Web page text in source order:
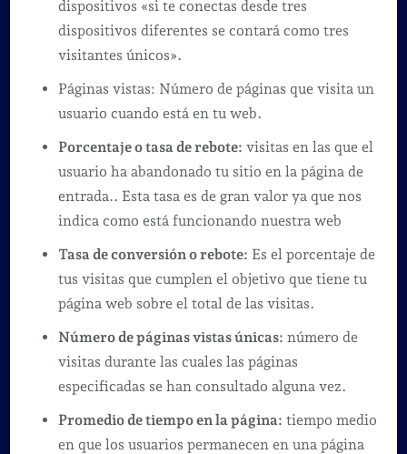
dispositivos «si te conectas desde tres
dispositivos diferentes se contará como tres
visitantes únicos».
Páginas vistas: Número de páginas que visita un
usuario cuando está en tu web.
Porcentaje o tasa de rebote: visitas en las que el
usuario ha abandonado tu sitio en la página de
entrada.. Esta tasa es de gran valor ya que nos
indica como está funcionando nuestra web
Tasa de conversión o rebote: Es el porcentaje de
tus visitas que cumplen el objetivo que tiene tu
página web sobre el total de las visitas.
Número de páginas vistas únicas: número de
visitas durante las cuales las páginas
especificadas se han consultado alguna vez.
Promedio de tiempo en la página: tiempo medio
en que los usuarios permanecen en una página